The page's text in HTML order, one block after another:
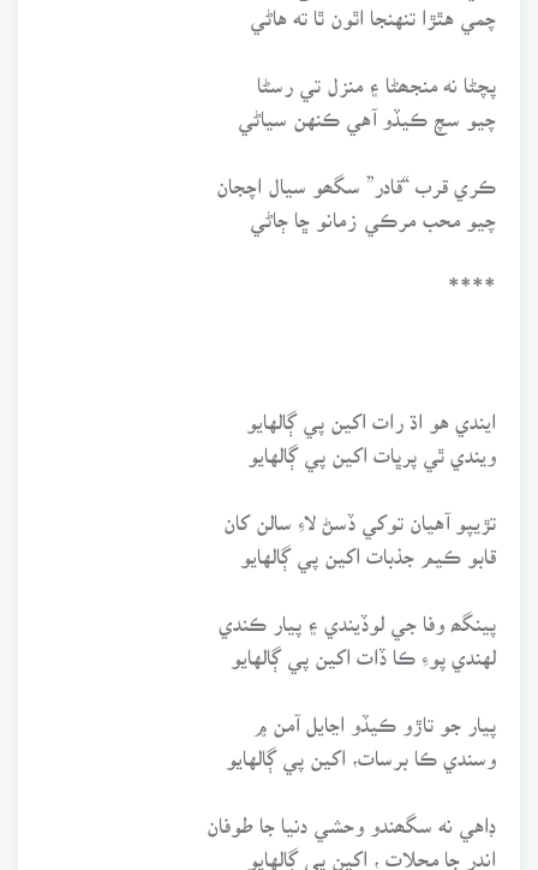
چمي هٿڙا تنهنجا اٿون ٿا ته هاڻي
پچڻا نه منجھڻا ۽ منزل تي رسڻا
چيو سچ ڪيڏو آهي ڪنهن سياڻي
ڪري قرب “قادر” سگھو سيال اچجان
چيو محب مرڪي زمانو ڇا ڄاڻي
****
ايندي هو اڌ رات اکين پي ڳالهايو
ويندي ٿي پرڀات اکين پي ڳالهايو
تڙيپو آهيان توکي ڏسڻ لاءِ سالن کان
قابو ڪيم جذبات اکين پي ڳالهايو
پينگھ وفا جي لوڏيندي ۽ پيار ڪندي
لهندي پوءِ ڪا ڏات اکين پي ڳالهايو
پيار جو تاڙو ڪيڏو اڃايل آمن ۾
وسندي ڪا برسات، اکين پي ڳالهايو
ڊاهي نه سگھندو وحشي دنيا جا طوفان
اندر جا محلات ، اکين پي ڳالهايو